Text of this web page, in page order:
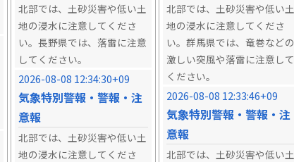
北部では、土砂災害や低い土
地の浸水に注意してくださ
い。長野県では、落雷に注意
してください。
2026-08-08 12:34:30+09
気象特別警報・警報・注
意報
北部では、土砂災害や低い土
地の浸水に注意してくださ
北部では、土砂災害や低い土
地の浸水に注意してくださ
い。群馬県では、竜巻などの
激しい突風や落雷に注意して
ください。
2026-08-08 12:33:46+09
気象特別警報・警報・注
意報
北部では、土砂災害や低い土